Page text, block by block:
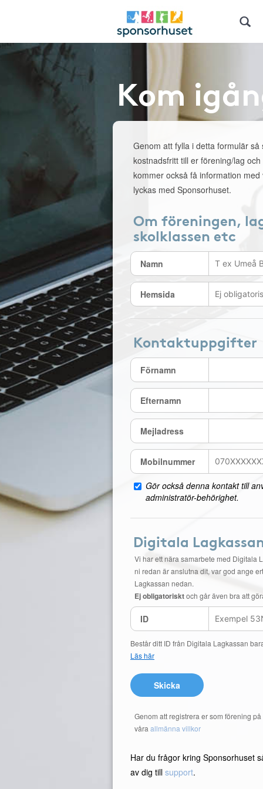
Kom
Genom att fylla i detta formulär så
kostnadsfritt till er förening/lag
kommer också få information
lyckas med Sponsorhuset.
Om föreningen,
skolklassen etc
Namn
Hemsida
Kontaktuppgifter
Förnamn
Efternamn
Mejladress
Mobilnummer
Gör också denna kontakt till
administratör-behörighet.
Digitala
Vi har ett nära samarbete med Digitala
ni redan är anslutna dit, var god ange
Lagkassan nedan.
Ej obligatorisktoch går även bra att
ID
Består ditt ID från Digitala Lagkassan
Läs här
Skicka
Genom att registrera er som förening
våra allmänna villkor
Har du frågor kring Sponsorhuset
av dig till support.